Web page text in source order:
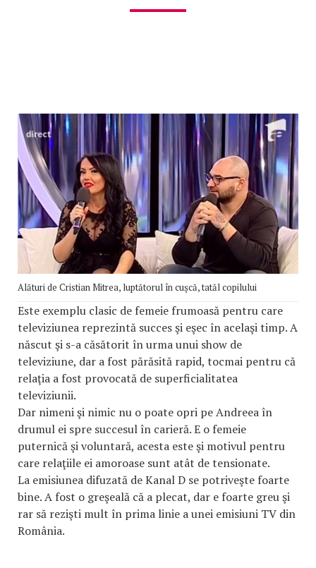
Alături de Cristian Mitrea, luptătorul în cuşcă, tatăl copilului
Este exemplu clasic de femeie frumoasă pentru care
televiziunea reprezintă succes şi eşec în acelaşi timp. A
născut şi s-a căsătorit în urma unui show de
televiziune, dar a fost părăsită rapid, tocmai pentru că
relaţia a fost provocată de superficialitatea
televiziunii.
Dar nimeni şi nimic nu o poate opri pe Andreea în
drumul ei spre succesul în carieră. E o femeie
puternică şi voluntară, acesta este şi motivul pentru
care relaţiile ei amoroase sunt atât de tensionate.
La emisiunea difuzată de Kanal D se potriveşte foarte
bine. A fost o greşeală că a plecat, dar e foarte greu şi
rar să rezişti mult în prima linie a unei emisiuni TV din
România.